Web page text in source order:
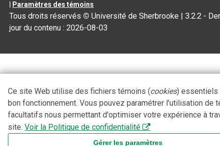
Paramètres des témoins
Tous droits réservés © Université de Sherbrooke |3.2.2 -
jour du contenu :2026-08-03
Ce site Web utilise des fichiers témoins (cookies) essentiels
bon fonctionnement. Vous pouvez paramétrer l'utilisation de
facultatifs nous permettant d'optimiser votre expérience à
site. Voir la Politique de confidentialité
Gérer les paramètres